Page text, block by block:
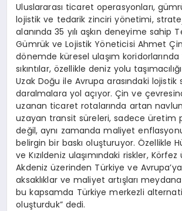
Uluslararası ticaret operasyonları,
lojistik ve tedarik zinciri yönetimi,
alanında 35 yılı aşkın deneyime sahip
Gümrük ve Lojistik Yöneticisi Ahmet
dönemde küresel ulaşım
sıkıntılar, özellikle deniz yolu
Uzak Doğu ile Avrupa arasındaki
daralmalara yol açıyor. Çin ve
uzanan ticaret rotalarında artan
uzayan transit süreleri, sadece üretim
değil, aynı zamanda maliyet
belirgin bir baskı oluşturuyor. Özellikle
ve Kızıldeniz ulaşımındaki riskler,
Akdeniz üzerinden Türkiye ve
aksaklıklar ve maliyet artışları
bu kapsamda Türkiye merkezli
oluşturduk” dedi.